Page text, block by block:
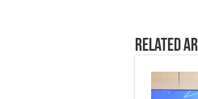
Related